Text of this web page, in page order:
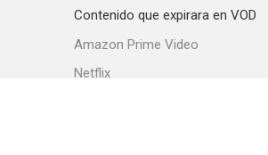
Contenido que expirara en VOD
Amazon Prime Video
Netflix